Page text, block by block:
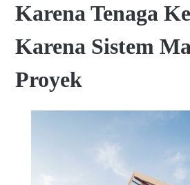
Karena Tenaga
Karena Sistem
Proyek